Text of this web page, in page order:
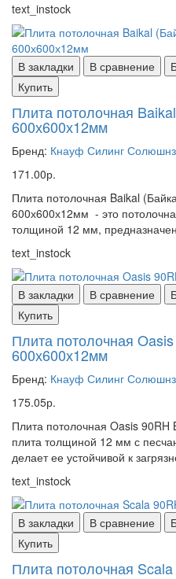
text_instock
В закладки В сравнение
Купить
Плита потолочная
600х600х12мм
Бренд: Кнауф Силинг Солюшнз
171.00р.
Плита потолочная Baikal
600х600х12мм - это
толщиной 12 мм,
text_instock
В закладки В сравнение
Купить
Плита потолочная
600х600х12мм
Бренд: Кнауф Силинг Солюшнз
175.05р.
Плита потолочная Oasis
плита толщиной 12 мм с
делает ее устойчивой к
text_instock
В закладки В сравнение
Купить
Плита потолочная